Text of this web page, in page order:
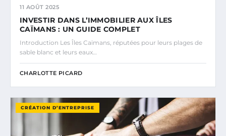
11 AOÛT 2025
INVESTIR DANS L’IMMOBILIER AUX ÎLES
CAÏMANS : UN GUIDE COMPLET
Introduction Les Îles Caïmans, réputées pour leurs plages de
sable blanc et leurs eaux…
CHARLOTTE PICARD
CRÉATION D’ENTREPRISE